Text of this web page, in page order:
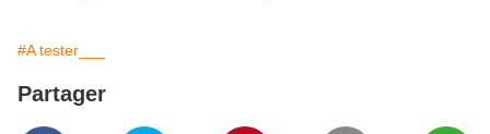
#A tester___
Partager